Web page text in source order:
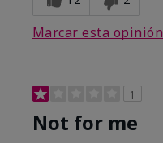
Marcar esta opinión
1
Not for me